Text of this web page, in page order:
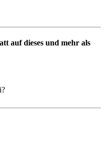
auf dieses und mehr als